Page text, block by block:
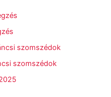
szomszédok
szomszédok